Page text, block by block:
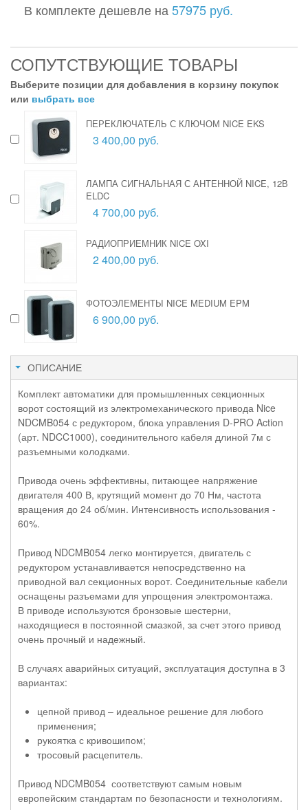
В комплекте дешевле на 57975 руб.
СОПУТСТВУЮЩИЕ ТОВАРЫ
Выберите позиции для добавления в корзину покупок
или выбрать все
ПЕРЕКЛЮЧАТЕЛЬ С КЛЮЧОМ NICE EKS
3 400,00 руб.
ЛАМПА СИГНАЛЬНАЯ С АНТЕННОЙ NICE, 12В
ELDC
4 700,00 руб.
РАДИОПРИЕМНИК NICE OXI
2 400,00 руб.
ФОТОЭЛЕМЕНТЫ NICE MEDIUM EPM
6 900,00 руб.
ОПИСАНИЕ
Комплект автоматики для промышленных секционных
ворот состоящий из электромеханического привода Nice
NDCMB054 с редуктором, блока управления D-PRO Action
(арт. NDCC1000), соединительного кабеля длиной 7м с
разъемными колодками.
Привода очень эффективны, питающее напряжение
двигателя 400 В, крутящий момент до 70 Нм, частота
вращения до 24 об/мин. Интенсивность использования -
60%.
Привод NDCMB054 легко монтируется, двигатель с
редуктором устанавливается непосредственно на
приводной вал секционных ворот. Соединительные кабели
оснащены разъемами для упрощения электромонтажа.
В приводе используются бронзовые шестерни,
находящиеся в постоянной смазкой, за счет этого привод
очень прочный и надежный.
В случаях аварийных ситуаций, эксплуатация доступна в 3
вариантах:
цепной привод – идеальное решение для любого
применения;
рукоятка с кривошипом;
тросовый расцепитель.
Привод NDCMB054 соответствуют самым новым
европейским стандартам по безопасности и технологиям.